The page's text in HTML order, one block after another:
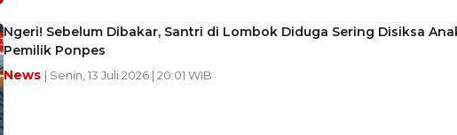
Ngeri! Sebelum Dibakar, Santri di Lombok Diduga Sering Disiksa
Pemilik Ponpes
News | Senin, 13 Juli 2026 | 20:01 WIB